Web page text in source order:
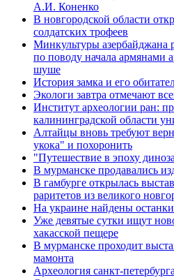
А.И. Коненко
В новгородской области
солдатских трофеев
Минкультуры азеpбайджана
по поводу начала аpмянами
шуше
История замка и его
Экологи завтра отмечают
Институт археологии ран:
калининградской области
Алтайцы вновь требуют
укока" и похоронить
"Путешествие в эпоху
В мурманске продавались
В гамбурге открылась
раритетов из великого
На украине найдены останки
Уже девятые сутки ищут
хакасской пещере
В мурманске проходит
мамонта
Археология санкт-петербурга